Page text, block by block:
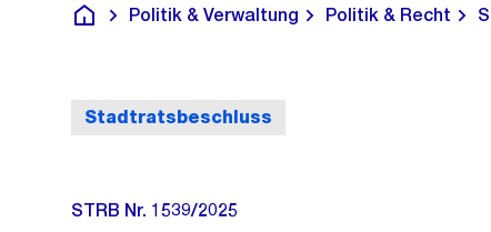
Deutsch
Politik & Verwaltung Politik & Recht
Stadtratsbeschluss
STRB Nr. 1539/2025